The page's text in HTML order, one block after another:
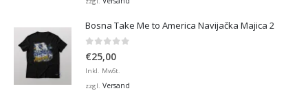
Bosna Take Me to America Navijačka Majica 2
0 von 5
€25,00
Inkl. MwSt.
zzgl. Versand